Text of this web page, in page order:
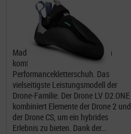
Mad Rock Drone LV D2.One ein
komfortabler
Performancekletterschuh. Das
vielseitigste Leistungsmodell der
Drone-Familie. Der Drone LV D2.ONE
kombiniert Elemente der Drone 2 und
der Drone CS, um ein hybrides
Erlebnis zu bieten. Dank der...